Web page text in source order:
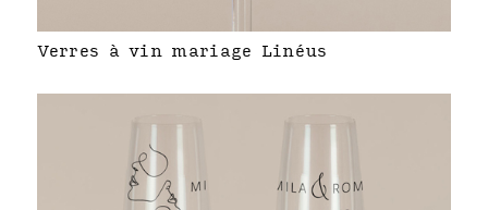
Verres à vin mariage Linéus